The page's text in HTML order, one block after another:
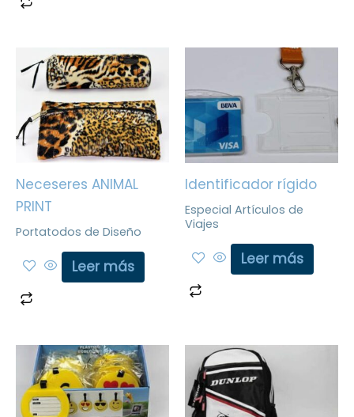
Neceseres ANIMAL
PRINT
Portatodos de Diseño
Leer más
Identificador rígido
Especial Artículos de
Viajes
Leer más